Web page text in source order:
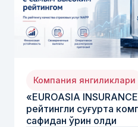
Компания янгиликлари
«EUROASIA
рейтингли суғурта
сафидан ўрин олди